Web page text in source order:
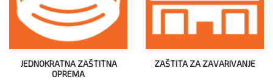
JEDNOKRATNA ZAŠTITNA
OPREMA
ZAŠTITA ZA ZAVARIVANJE